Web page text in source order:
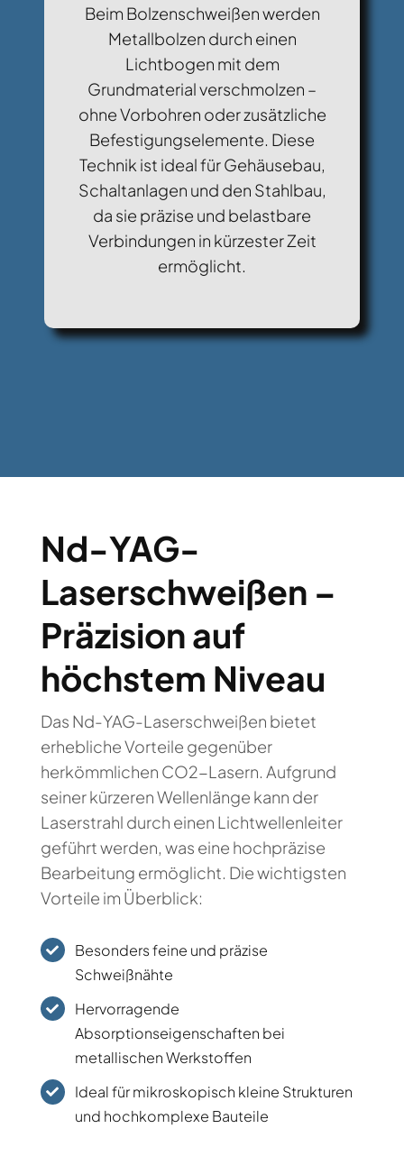
Beim Bolzenschweißen werden
Metallbolzen durch einen
Lichtbogen mit dem
Grundmaterial verschmolzen –
ohne Vorbohren oder zusätzliche
Befestigungselemente. Diese
Technik ist ideal für Gehäusebau,
Schaltanlagen und den Stahlbau,
da sie präzise und belastbare
Verbindungen in kürzester Zeit
ermöglicht.
Nd-YAG-
Laserschweißen –
Präzision auf
höchstem Niveau
Das Nd-YAG-Laserschweißen bietet
erhebliche Vorteile gegenüber
herkömmlichen CO2-Lasern. Aufgrund
seiner kürzeren Wellenlänge kann der
Laserstrahl durch einen Lichtwellenleiter
geführt werden, was eine hochpräzise
Bearbeitung ermöglicht. Die wichtigsten
Vorteile im Überblick:
Besonders feine und präzise
Schweißnähte
Hervorragende
Absorptionseigenschaften bei
metallischen Werkstoffen
Ideal für mikroskopisch kleine Strukturen
und hochkomplexe Bauteile